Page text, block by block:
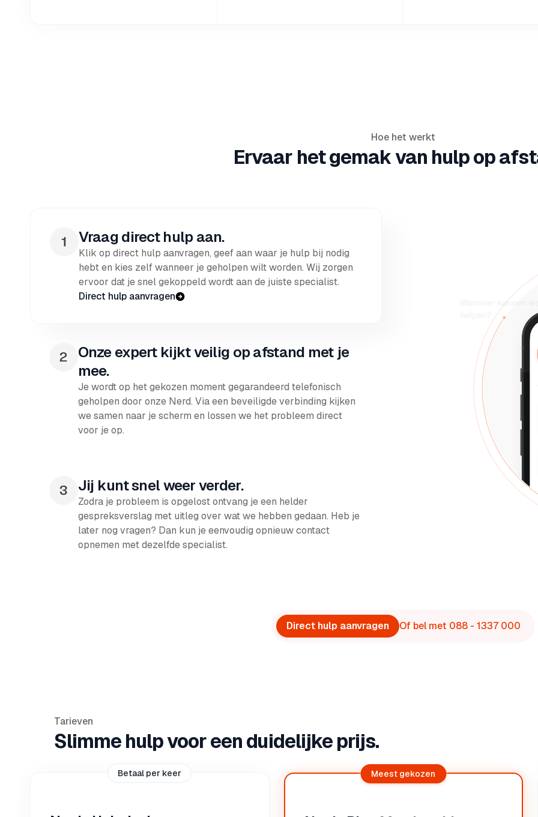
Hoe het werkt
Ervaar het gemak van hulp op
Vraag direct hulp aan.
Klik op direct hulp aanvragen, geef aan waar je hulp bij nodig
hebt en kies zelf wanneer je geholpen wilt worden. Wij zorgen
ervoor dat je snel gekoppeld wordt aan de juiste specialist.
Direct hulp aanvragen
Onze expert kijkt veilig op afstand met je
mee.
Je wordt op het gekozen moment gegarandeerd telefonisch
geholpen door onze Nerd. Via een beveiligde verbinding kijken
we samen naar je scherm en lossen we het probleem direct
voor je op.
Jij kunt snel weer verder.
Zodra je probleem is opgelost ontvang je een helder
gespreksverslag met uitleg over wat we hebben gedaan. Heb je
later nog vragen? Dan kun je eenvoudig opnieuw contact
opnemen met dezelfde specialist.
Direct hulp aanvragen Of bel met 088 - 1337 000
Tarieven
Slimme hulp voor een duidelijke prijs.
Betaal per keer Meest gekozen